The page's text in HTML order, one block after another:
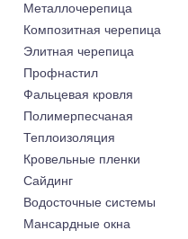
Металлочерепица
Композитная черепица
Элитная черепица
Профнастил
Фальцевая кровля
Полимерпесчаная
Теплоизоляция
Кровельные пленки
Cайдинг
Водосточные системы
Мансардные окна